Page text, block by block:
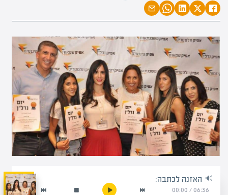
האזנה לכתבה:
06:36
/
00:00